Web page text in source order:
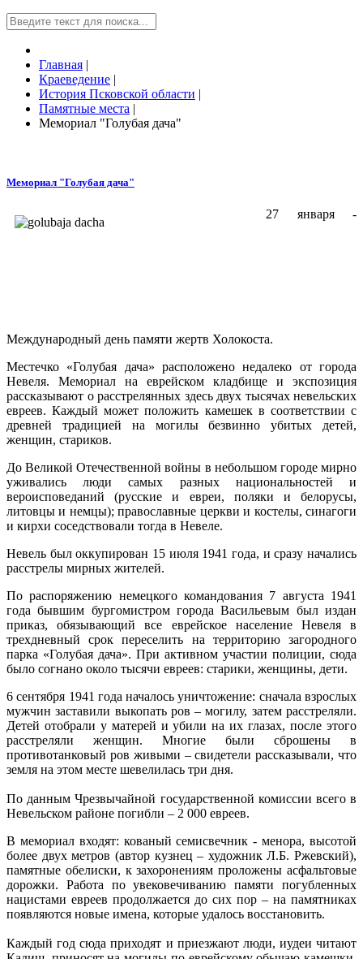
Главная |
Краеведение |
История Псковской области |
Памятные места |
Мемориал "Голубая дача"
Мемориал "Голубая дача"
27 января -
Международный день памяти жертв Холокоста.
Местечко «Голубая дача» расположено недалеко от города
Невеля. Мемориал на еврейском кладбище и экспозиция
рассказывают о расстрелянных здесь двух тысячах невельских
евреев. Каждый может положить камешек в соответствии с
древней традицией на могилы безвинно убитых детей,
женщин, стариков.
До Великой Отечественной войны в небольшом городе мирно
уживались люди самых разных национальностей и
вероисповеданий (русские и евреи, поляки и белорусы,
литовцы и немцы); православные церкви и костелы, синагоги
и кирхи соседствовали тогда в Невеле.
Невель был оккупирован 15 июля 1941 года, и сразу начались
расстрелы мирных жителей.
По распоряжению немецкого командования 7 августа 1941
года бывшим бургомистром города Васильевым был издан
приказ, обязывающий все еврейское население Невеля в
трехдневный срок переселить на территорию загородного
парка «Голубая дача». При активном участии полиции, сюда
было согнано около тысячи евреев: старики, женщины, дети.
6 сентября 1941 года началось уничтожение: сначала взрослых
мужчин заставили выкопать ров – могилу, затем расстреляли.
Детей отобрали у матерей и убили на их глазах, после этого
расстреляли женщин. Многие были сброшены в
противотанковый ров живыми – свидетели рассказывали, что
земля на этом месте шевелилась три дня.
По данным Чрезвычайной государственной комиссии всего в
Невельском районе погибли – 2 000 евреев.
В мемориал входят: кованый семисвечник - менора, высотой
более двух метров (автор кузнец – художник Л.Б. Ржевский),
памятные обелиски, к захоронениям проложены асфальтовые
дорожки. Работа по увековечиванию памяти погубленных
нацистами евреев продолжается до сих пор – на памятниках
появляются новые имена, которые удалось восстановить.
Каждый год сюда приходят и приезжают люди, иудеи читают